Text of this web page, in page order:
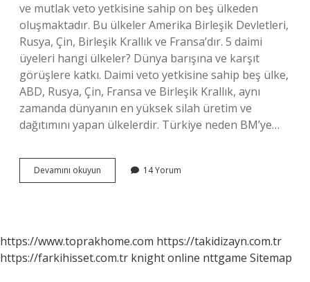
ve mutlak veto yetkisine sahip on beş ülkeden
oluşmaktadır. Bu ülkeler Amerika Birleşik Devletleri,
Rusya, Çin, Birleşik Krallık ve Fransa’dır. 5 daimi
üyeleri hangi ülkeler? Dünya barışına ve karşıt
görüşlere katkı. Daimi veto yetkisine sahip beş ülke,
ABD, Rusya, Çin, Fransa ve Birleşik Krallık, aynı
zamanda dünyanın en yüksek silah üretim ve
dağıtımını yapan ülkelerdir. Türkiye neden BM’ye…
Devamını okuyun Ukrayna
Birleşmiş
14 Yorum
https://www.toprakhome.com https://takidizayn.com.tr
https://farkihisset.com.tr knight online nttgame Sitemap